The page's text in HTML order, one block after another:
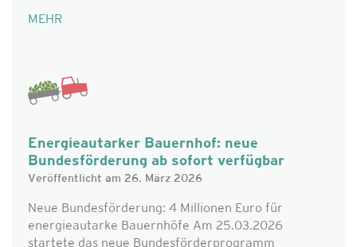
MEHR
Energieautarker Bauernhof: neue
Bundesförderung ab sofort verfügbar
Veröffentlicht am 26. März 2026
Neue Bundesförderung: 4 Millionen Euro für
energieautarke Bauernhöfe Am 25.03.2026
startete das neue Bundesförderprogramm